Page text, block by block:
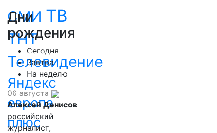
СМИ ТВ
ТНТ
Телевидение
Яндекс
европа
плюс
Дни
рождения
Сегодня
Завтра
На неделю
06 августа
Алексей Денисов
российский
журналист,